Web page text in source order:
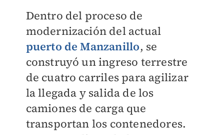
Dentro del proceso de
modernización del actual
puerto de Manzanillo, se
construyó un ingreso terrestre
de cuatro carriles para agilizar
la llegada y salida de los
camiones de carga que
transportan los contenedores.